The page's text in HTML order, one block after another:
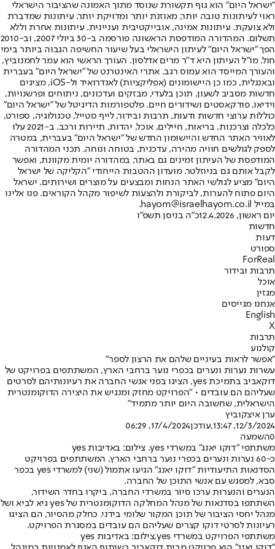
"ישראל היום" הוא גוף תקשורת שנוסד מתוך האמונה שהציבור הישראלי
ראוי לעיתונות טובה יותר, מאוזנת יותר ומדויקת יותר. עיתונות שמדברת
ולא צועקת. עיתונות אמינה, אובייקטיבית ועניינית. עיתונות אחרת וללא
תשלום. המהדורה המודפסת הראשונה פורסמה ב-30 ביולי 2007, וב-2010
הפך "ישראל היום" לעיתון הישראלי בעל שיעור החשיפה הגבוה ביותר בימי
חול. מו"ל העיתון היא ד"ר מרים אדלסון. העורך הראשי הוא עמר לחמנוביץ,
והעורך המייסד הוא עמוס רגב. אתרי האינטרנט של "ישראל היום" בעברית
ובאנגלית, כמו כן היישומונים (אפליקציות) לאנדרואיד ול-iOS, מציגים
חדשות מסביב לשעון, תוכן בלעדי, מבזקים ועדכונים, ניתוחים ופרשנויות,
וידיאו, פודקאסטים ושידורים חיים. פלטפורמות הדיגיטל של "ישראל היום"
כוללות ערוצי חדשות ודעות, תרבות ובידור, לייף סטייל, טכנולוגיה, ספורט,
כלכלה וצרכנות, בריאות, חיילים, אוכל, יהדות, תיירות ורכב. ב-2021 עלו
לאוויר האתר החדש והיישומון החדש של "ישראל היום" בעברית, במטרה
לספק לגולשים חוויה מהירה, עדכנית, בטוחה ונוחה. תכני המהדורה
המודפסת של העיתון זמינים גם באתר, במהדורה יומית מקוונת, ואפשר
לקבל אותם גם בניוזלטר. מועדון ההטבות הייחודי "הקליקה של ישראל
היום" מציע לגולשי האתר הנחות ומבצעים על מוצרים ושירותים. ישראל
היום פתוח להערות, לביקורת ולהצעות לשיפור מקהל הקוראים. פנו אלינו
במייל hayom@israelhayom.co.il.
יום ראשון, 12.4.2026
כ"ה בניסן תשפ"ו
חדשות
דעות
ספורט
ForReal
תרבות ובידור
אוכל
מגזין
אנחנו מגייסים
English
X
תרבות
קולנוע
"אפשר לראות בעיניים שלהם את הרצון לספר"
עשרות נערות ונערים בכפרי נוער ברחבי הארץ, המשתתפים בפרויקט של
דוקאביב בתמיכת yes, הציגו בפני אנשי החברה את רעיונותיהם לסרטים
שעליהם הם עובדים • "הפרויקט מחזק ומנגיש את היצירה הדוקומנטרית
הישראלית, שחשובה היום יותר מתמיד"
ערן איצקוביץ
12/3/2024, 13:47
,עודכן17/4/2024, 06:29
0השמעה
משתתפי "דוקו יאנג" במשרדי yes. צילום: באדיבות yes
כ-60 נערות ונערים בכפרי נוער ברחבי הארץ, המשתתפים בפרויקט
הסדנאות התיעודיות "דוקו יאנג" הגיעו אתמול (שני) למשרדי yes בכפר
סבא, למפגש עם אנשי התוכן של החברה.
הנערים והנערות ערכו סיור במשרדי החברה, ביקרו בחדר השידור,
השתתפו בסדנאות של מנהל המחלקה הדוקומנטרית של yes גיא לביא ושל
מנהל יחסי הציבור של תוכן המקור שלומי בידני. כחלק מהסיור, הם הציגו
רעיונות לסרטי דוקו קצרים שעליהם הם עובדים במסגרת הפרויקט.
משתתפי הפרויקט במשרדי yes,צילום: באדיבות yes